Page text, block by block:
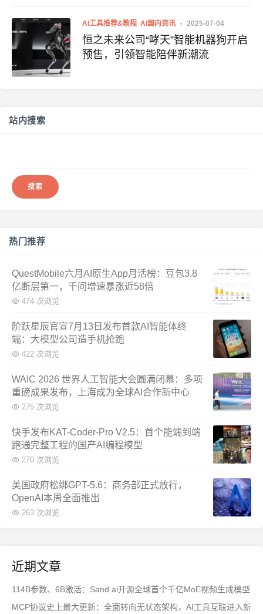
AI工具推荐&教程 AI国内资讯 2025-07-04
恒之未来公司“哮天”智能机器狗开启
预售，引领智能陪伴新潮流
站内搜索
热门推荐
QuestMobile六月AI原生App月活榜：豆包3.8
亿断层第一，千问增速暴涨近58倍
474 次浏览
阶跃星辰官宣7月13日发布首款AI智能体终
端：大模型公司造手机抢跑
422 次浏览
WAIC 2026 世界人工智能大会圆满闭幕：多项
重磅成果发布，上海成为全球AI合作新中心
275 次浏览
快手发布KAT-Coder-Pro V2.5：首个能端到端
跑通完整工程的国产AI编程模型
270 次浏览
美国政府松绑GPT-5.6：商务部正式放行，
OpenAI本周全面推出
263 次浏览
近期文章
114B参数、6B激活：Sand.ai开源全球首个千亿MoE视频生成模型
MCP协议史上最大更新：全面转向无状态架构，AI工具互联进入新